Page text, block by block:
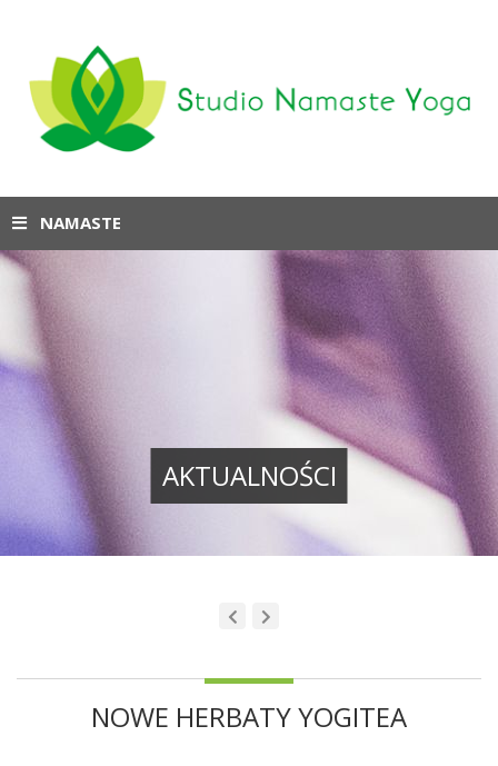
NAMASTE
AKTUALNOŚCI
NOWE HERBATY YOGITEA